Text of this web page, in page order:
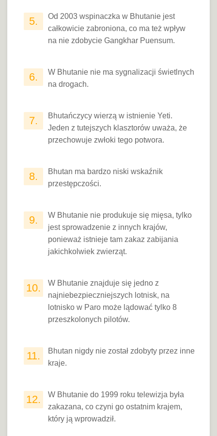
5.
Od 2003 wspinaczka w Bhutanie jest
całkowicie zabroniona, co ma też wpływ
na nie zdobycie Gangkhar Puensum.
6.
W Bhutanie nie ma sygnalizacji świetlnych
na drogach.
7.
Bhutańczycy wierzą w istnienie Yeti.
Jeden z tutejszych klasztorów uważa, że
przechowuje zwłoki tego potwora.
8.
Bhutan ma bardzo niski wskaźnik
przestępczości.
9.
W Bhutanie nie produkuje się mięsa, tylko
jest sprowadzenie z innych krajów,
ponieważ istnieje tam zakaz zabijania
jakichkolwiek zwierząt.
10.
W Bhutanie znajduje się jedno z
najniebezpieczniejszych lotnisk, na
lotnisko w Paro może lądować tylko 8
przeszkolonych pilotów.
11.
Bhutan nigdy nie został zdobyty przez inne
kraje.
12.
W Bhutanie do 1999 roku telewizja była
zakazana, co czyni go ostatnim krajem,
który ją wprowadził.